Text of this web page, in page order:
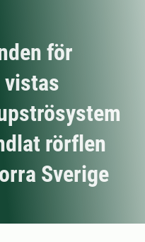
för
rörflen
Sverige